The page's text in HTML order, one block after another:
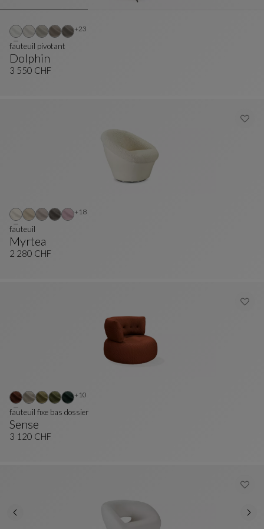
Dolphin
Fauteuil Pivotant
Voir La Description Complète
fauteuil pivotant
3 550 CHF
+23Autres coloris : 23 couleurs disponibles
Myrtea
Fauteuil
Voir La Description Complète
fauteuil
2 280 CHF
+18Autres coloris : 18 couleurs disponibles
Sense
Fauteuil Fixe Bas Dossier
Voir La Description Complète
fauteuil fixe bas dossier
3 120 CHF
+10Autres coloris : 10 couleurs disponibles